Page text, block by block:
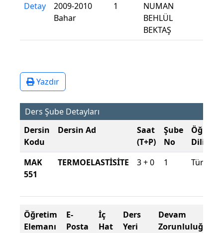
Detay
2009-2010
Bahar
1
NUMAN
BEHLÜL
BEKTAŞ
Yazdır
Ders Şube Detayları
Dersin
Kodu
Dersin Ad
Saat
(T+P)
Şube
No
Dili
MAK
551
TERMOELASTİSİTE 3 + 0 1 Türkçe
Öğretim
Elemanı
E-
Posta
İç
Hat
Ders
Yeri
Devam
Zorunluluğu